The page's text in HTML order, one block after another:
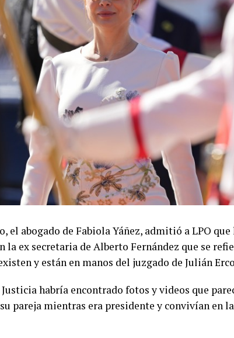
el abogado de Fabiola Yáñez, admitió a LPO
la ex secretaria de Alberto Fernández que se
y están en manos del juzgado de Julián
habría encontrado fotos y videos que
pareja mientras era presidente y convivían en